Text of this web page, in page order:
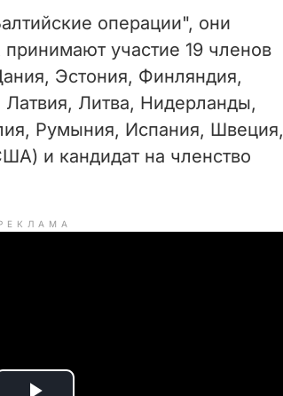
операции", они
участие 19 членов
Эстония, Финляндия,
Литва, Нидерланды,
Румыния, Испания, Швеция,
и кандидат на членство